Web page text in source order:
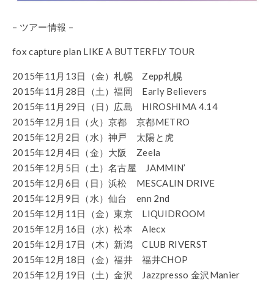
– ツアー情報 –
fox capture plan LIKE A BUTTERFLY TOUR
2015年11月13日（金）札幌 Zepp札幌
2015年11月28日（土）福岡 Early Believers
2015年11月29日（日）広島 HIROSHIMA 4.14
2015年12月1日（火）京都 京都METRO
2015年12月2日（水）神戸 太陽と虎
2015年12月4日（金）大阪 Zeela
2015年12月5日（土）名古屋 JAMMIN’
2015年12月6日（日）浜松 MESCALIN DRIVE
2015年12月9日（水）仙台 enn 2nd
2015年12月11日（金）東京 LIQUIDROOM
2015年12月16日（水）松本 Alecx
2015年12月17日（木）新潟 CLUB RIVERST
2015年12月18日（金）福井 福井CHOP
2015年12月19日（土）金沢 Jazzpresso 金沢Manier